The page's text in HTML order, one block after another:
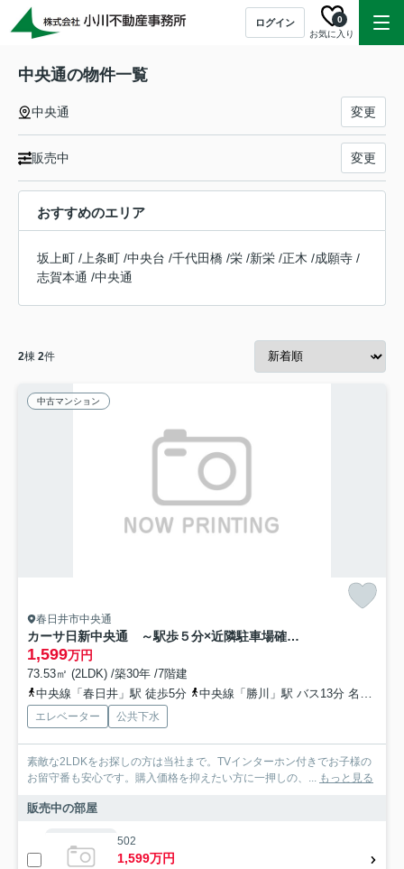
ログイン
お気に入り
0
中央通の物件一覧
中央通 変更
販売中 変更
おすすめのエリア
坂上町 / 上条町 /中央台 /千代田橋 /栄 /新栄 /正木 /成願寺 /
志賀本通 /中央通
2棟 2件
中古マンション
春日井市中央通
カーサ日新中央通 ～駅歩５分×近隣駐車場確保済×１フロア２邸～
1,599万円
73.53㎡ (2LDK) /築30年 /7階建
中央線「春日井」駅 徒歩5分
中央線「勝川」駅 バス13分 名鉄バス「鳥居松」 停歩11分
エレベーター 公共下水
素敵な2LDKをお探しの方は当社まで。TVインターホン付きでお子様の
お留守番も安心です。購入価格を抑えたい方に一押しの、... もっと見る
販売中の部屋
502
1,599万円